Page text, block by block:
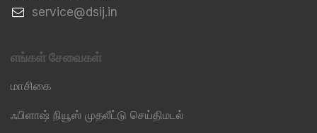
​service@dsij.in
எங்கள் சேவைகள்
மாசிகை
ஃபிளாஷ் நியூஸ் முதலீட்டு செய்திமடல்